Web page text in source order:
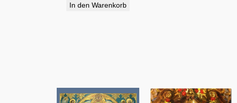
In den Warenkorb